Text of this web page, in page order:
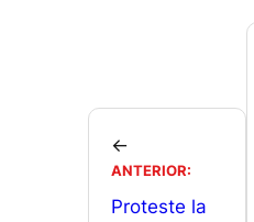
k
a
ă
←
ANTERIOR:
Proteste la